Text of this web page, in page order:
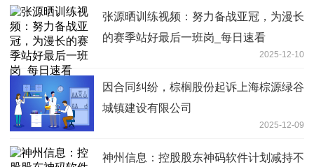
张源晒训练视频：努力备战亚冠，为漫长
的赛季站好最后一班岗_每日速看
2025-12-10
因合同纠纷，棕榈股份起诉上海棕源绿谷
城镇建设有限公司
2025-12-09
神州信息：控股股东神码软件计划减持不